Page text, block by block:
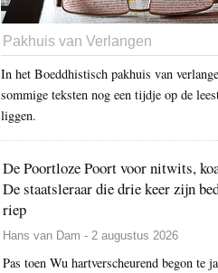
Pakhuis van Verlangen
In het Boeddhistisch pakhuis van
sommige teksten nog een tijdje op de
liggen.
De Poortloze Poort voor nitwits,
De staatsleraar die drie keer zijn
riep
Hans van Dam - 2 augustus 2026
Pas toen Wu hartverscheurend begon te